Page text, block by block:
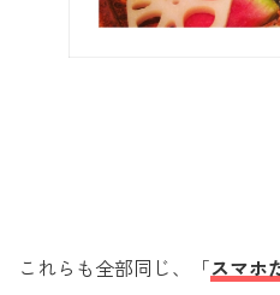
これらも全部同じ、「スマホ